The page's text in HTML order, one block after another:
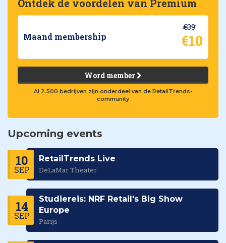
Ontdek de voordelen van Premium
Maand membership
€39
€10
Word member
Al 2.500 bedrijven zijn onderdeel van de RetailTrends-
community
Upcoming events
10
SEP
RetailTrends Live
DeLaMar Theater
14
SEP
Studiereis: NRF Retail's Big Show
Europe
Parijs